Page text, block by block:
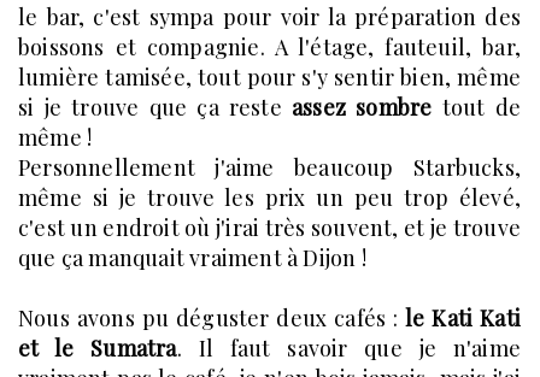
le bar, c'est sympa pour voir la préparation des
boissons et compagnie. A l'étage, fauteuil, bar,
lumière tamisée, tout pour s'y sentir bien, même
si je trouve que ça reste assez sombre tout de
même !
Personnellement j'aime beaucoup Starbucks,
même si je trouve les prix un peu trop élevé,
c'est un endroit où j'irai très souvent, et je trouve
que ça manquait vraiment à Dijon !
Nous avons pu déguster deux cafés :le Kati Kati
et le Sumatra. Il faut savoir que je n'aime